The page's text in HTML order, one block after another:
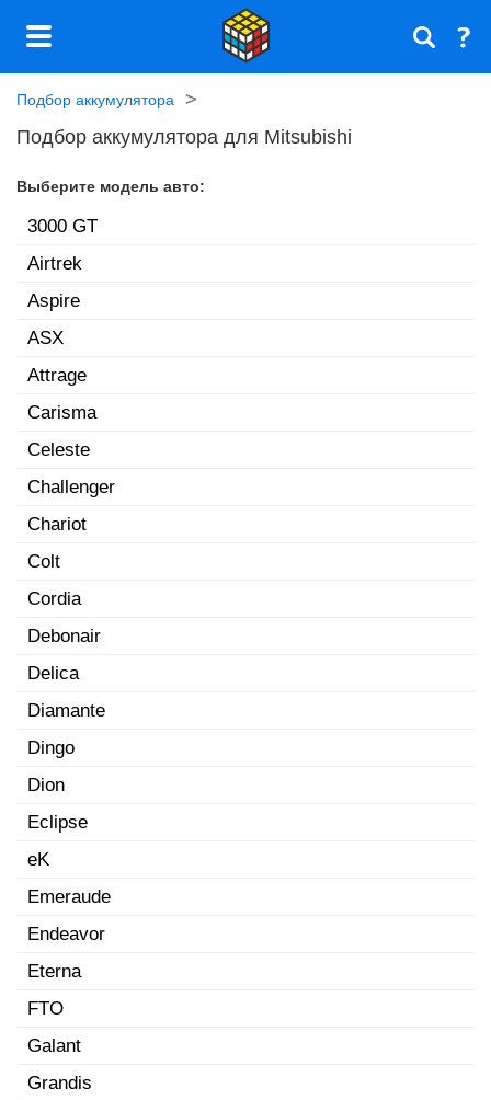
Подбор аккумулятора
Подбор аккумулятора для Mitsubishi
Выберите модель авто:
3000 GT
Airtrek
Aspire
ASX
Attrage
Carisma
Celeste
Challenger
Chariot
Colt
Cordia
Debonair
Delica
Diamante
Dingo
Dion
Eclipse
eK
Emeraude
Endeavor
Eterna
FTO
Galant
Grandis